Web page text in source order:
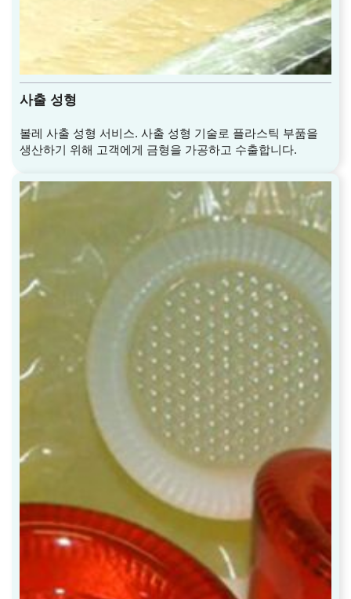
사출 성형
볼레 사출 성형 서비스. 사출 성형 기술로 플라스틱 부품을
생산하기 위해 고객에게 금형을 가공하고 수출합니다.